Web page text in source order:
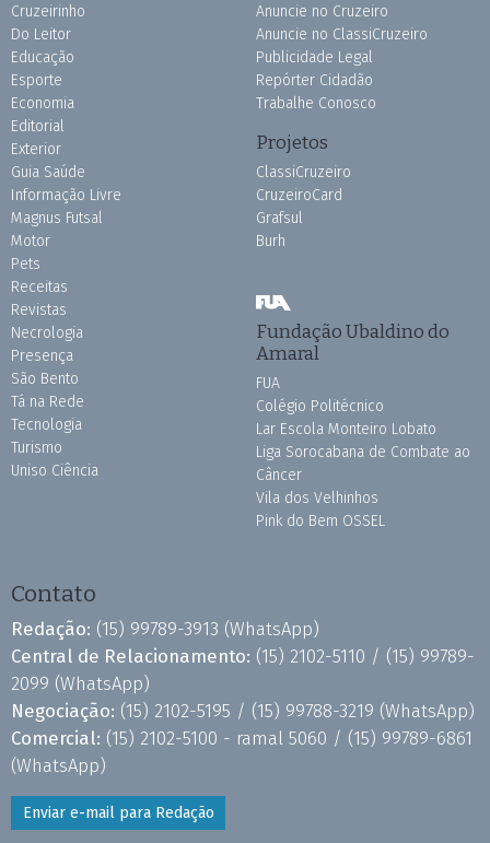
Cruzeirinho
Do Leitor
Educação
Esporte
Economia
Editorial
Exterior
Guia Saúde
Informação Livre
Magnus Futsal
Motor
Pets
Receitas
Revistas
Necrologia
Presença
São Bento
Tá na Rede
Tecnologia
Turismo
Uniso Ciência
Anuncie no Cruzeiro
Anuncie no ClassiCruzeiro
Publicidade Legal
Repórter Cidadão
Trabalhe Conosco
Projetos
ClassiCruzeiro
CruzeiroCard
Grafsul
Burh
Fundação Ubaldino do
Amaral
FUA
Colégio Politécnico
Lar Escola Monteiro Lobato
Liga Sorocabana de Combate ao
Câncer
Vila dos Velhinhos
Pink do Bem OSSEL
Contato
Redação: (15) 99789-3913 (WhatsApp)
Central de Relacionamento: (15) 2102-5110 / (15) 99789-
2099 (WhatsApp)
Negociação: (15) 2102-5195 / (15) 99788-3219 (WhatsApp)
Comercial: (15) 2102-5100 - ramal 5060 / (15) 99789-6861
(WhatsApp)
Enviar e-mail para Redação